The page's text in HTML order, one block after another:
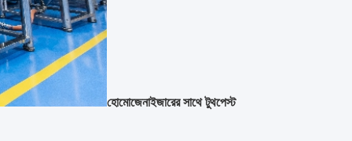
হোমোজেনাইজারের সাথে টুথপেস্ট